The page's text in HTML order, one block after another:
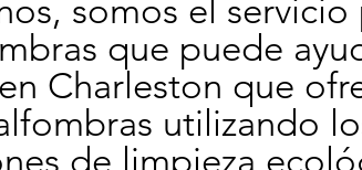
somos el servicio
que puede
Charleston que
utilizando
de limpieza